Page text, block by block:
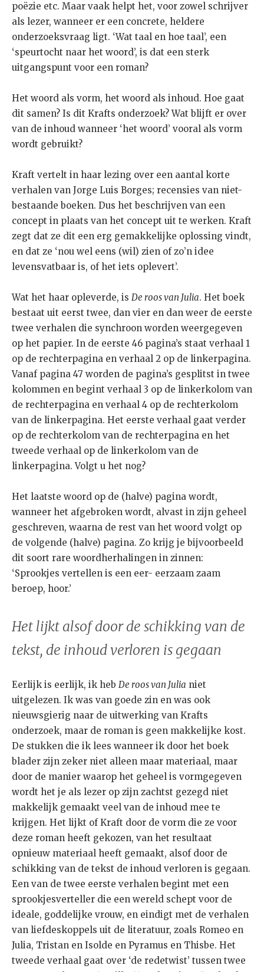
poëzie etc. Maar vaak helpt het, voor zowel schrijver
als lezer, wanneer er een concrete, heldere
onderzoeksvraag ligt. ‘Wat taal en hoe taal’, een
‘speurtocht naar het woord’, is dat een sterk
uitgangspunt voor een roman?
Het woord als vorm, het woord als inhoud. Hoe gaat
dit samen? Is dit Krafts onderzoek? Wat blijft er over
van de inhoud wanneer ‘het woord’ vooral als vorm
wordt gebruikt?
Kraft vertelt in haar lezing over een aantal korte
verhalen van Jorge Luis Borges; recensies van niet-
bestaande boeken. Dus het beschrijven van een
concept in plaats van het concept uit te werken. Kraft
zegt dat ze dit een erg gemakkelijke oplossing vindt,
en dat ze ‘nou wel eens (wil) zien of zo’n idee
levensvatbaar is, of het iets oplevert’.
Wat het haar opleverde, is De roos van Julia. Het boek
bestaat uit eerst twee, dan vier en dan weer de eerste
twee verhalen die synchroon worden weergegeven
op het papier. In de eerste 46 pagina’s staat verhaal 1
op de rechterpagina en verhaal 2 op de linkerpagina.
Vanaf pagina 47 worden de pagina’s gesplitst in twee
kolommen en begint verhaal 3 op de linkerkolom van
de rechterpagina en verhaal 4 op de rechterkolom
van de linkerpagina. Het eerste verhaal gaat verder
op de rechterkolom van de rechterpagina en het
tweede verhaal op de linkerkolom van de
linkerpagina. Volgt u het nog?
Het laatste woord op de (halve) pagina wordt,
wanneer het afgebroken wordt, alvast in zijn geheel
geschreven, waarna de rest van het woord volgt op
de volgende (halve) pagina. Zo krijg je bijvoorbeeld
dit soort rare woordherhalingen in zinnen:
‘Sprookjes vertellen is een eer- eerzaam zaam
beroep, hoor.’
Het lijkt alsof door de schikking van de
tekst, de inhoud verloren is gegaan
Eerlijk is eerlijk, ik heb De roos van Julia niet
uitgelezen. Ik was van goede zin en was ook
nieuwsgierig naar de uitwerking van Krafts
onderzoek, maar de roman is geen makkelijke kost.
De stukken die ik lees wanneer ik door het boek
blader zijn zeker niet alleen maar materiaal, maar
door de manier waarop het geheel is vormgegeven
wordt het je als lezer op zijn zachtst gezegd niet
makkelijk gemaakt veel van de inhoud mee te
krijgen. Het lijkt of Kraft door de vorm die ze voor
deze roman heeft gekozen, van het resultaat
opnieuw materiaal heeft gemaakt, alsof door de
schikking van de tekst de inhoud verloren is gegaan.
Een van de twee eerste verhalen begint met een
sprookjesverteller die een wereld schept voor de
ideale, goddelijke vrouw, en eindigt met de verhalen
van liefdeskoppels uit de literatuur, zoals Romeo en
Julia, Tristan en Isolde en Pyramus en Thisbe. Het
tweede verhaal gaat over ‘de redetwist’ tussen twee